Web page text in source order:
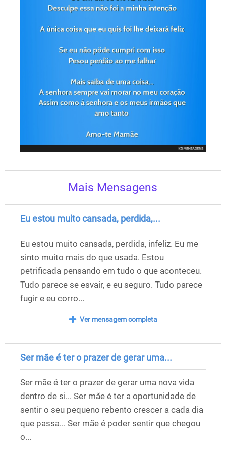
Mais Mensagens
Eu estou muito cansada, perdida,...
Eu estou muito cansada, perdida, infeliz. Eu me
sinto muito mais do que usada. Estou
petrificada pensando em tudo o que aconteceu.
Tudo parece se esvair, e eu seguro. Tudo parece
fugir e eu corro...
Ver mensagem completa
Ser mãe é ter o prazer de gerar uma...
Ser mãe é ter o prazer de gerar uma nova vida
dentro de si... Ser mãe é ter a oportunidade de
sentir o seu pequeno rebento crescer a cada dia
que passa... Ser mãe é poder sentir que chegou
o...